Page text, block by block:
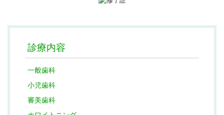
診療内容
一般歯科
小児歯科
審美歯科